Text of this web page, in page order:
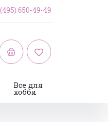
650-49-49
Все для
хобби